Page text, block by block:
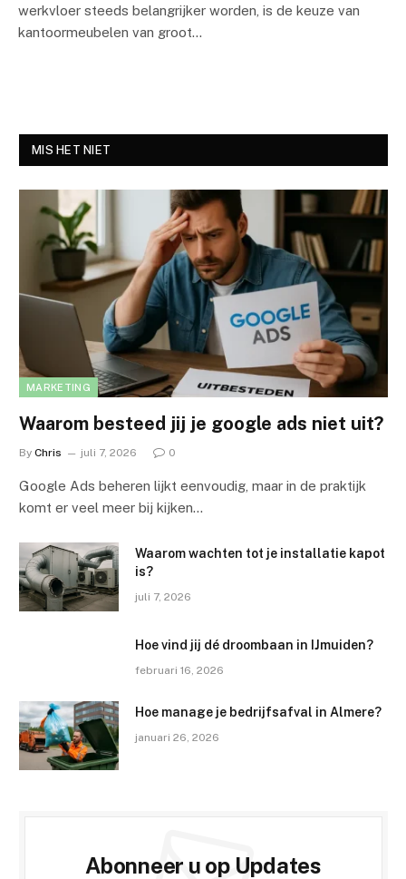
werkvloer steeds belangrijker worden, is de keuze van
kantoormeubelen van groot…
MIS HET NIET
MARKETING
Waarom besteed jij je google ads niet uit?
By Chris juli 7, 2026 0
Google Ads beheren lijkt eenvoudig, maar in de praktijk
komt er veel meer bij kijken…
Waarom wachten tot je installatie kapot
is?
juli 7, 2026
Hoe vind jij dé droombaan in IJmuiden?
februari 16, 2026
Hoe manage je bedrijfsafval in Almere?
januari 26, 2026
Abonneer u op Updates